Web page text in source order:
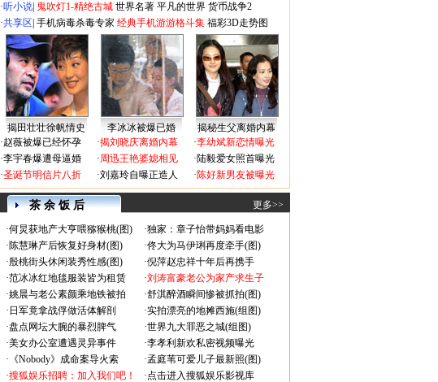
·听小说 鬼吹灯1-精绝古城 世界名著 平凡的世界 货币战争2
·共享区 手机病毒杀毒专家 经典手机游游格斗集 福彩3D走势图
揭田壮壮徐帆情史 李冰冰被爆已婚
揭秘生父离婚内幕
·赵薇被爆已经怀孕
·李宇春爆遭母逼婚
·圣诞节明信片八折
·揭刘晓庆离婚内幕
·周迅王艳婆媳相见
·刘嘉玲自曝正造人
·李幼斌新恋情曝光
·陆毅爱女照首曝光
·陈好新男友被曝光
茶 余 饭 后 更多>>
·何炅获地产大亨喂猕猴桃(图) ·独家：章子怡带妈妈看电影
·陈慧琳产后恢复好身材(图) ·佟大为马伊琍再度牵手(图)
·殷桃街头休闲装秀性感(图) ·倪萍赵忠祥十年后再携手
·范冰冰红地毯服装皆为租赁 ·刘涛富豪老公为家产求生子
·姚晨与老公素颜乘地铁被拍 ·舒淇醉酒瞬间惨被抓拍(图)
· 日军竟拿战俘做活体解剖 ·实拍漂亮的地摊西施(组图)
·盘点网坛大腕的暴烈脾气 ·世界九大罪恶之城(组图)
·美女办公室遭遇灵异事件 ·李孝利新欢私密视频曝光
· 《Nobody》成命案导火索 ·孟庭苇可爱儿子最新照(图)
·搜狐娱乐招聘：加入我们吧！ ·点击进入搜狐娱乐影视库